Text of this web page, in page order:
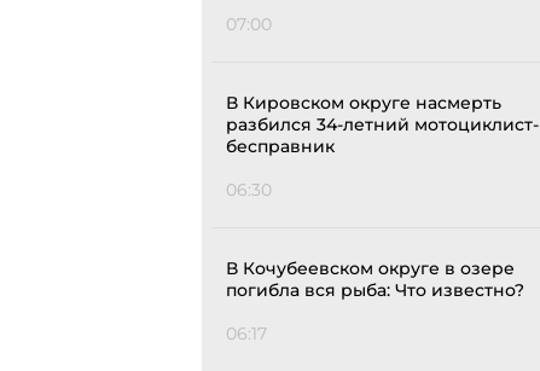
07:00
В Кировском округе насмерть
разбился 34-летний мотоциклист-
бесправник
06:30
В Кочубеевском округе в озере
погибла вся рыба: Что известно?
06:17